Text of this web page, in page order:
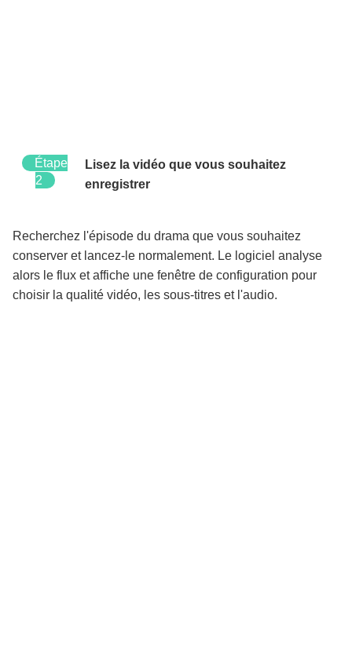
Étape
2
Lisez la vidéo que vous souhaitez
enregistrer
Recherchez l'épisode du drama que vous souhaitez
conserver et lancez-le normalement. Le logiciel analyse
alors le flux et affiche une fenêtre de configuration pour
choisir la qualité vidéo, les sous-titres et l'audio.